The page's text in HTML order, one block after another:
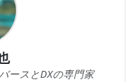
ースとDXの専門家